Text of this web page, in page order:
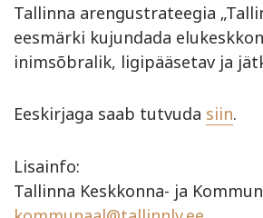
Tallinna arengustrateegia
eesmärki kujundada
inimsõbralik, ligipääsetav ja
Eeskirjaga saab tutvuda siin.
Lisainfo:
Tallinna Keskkonna- ja